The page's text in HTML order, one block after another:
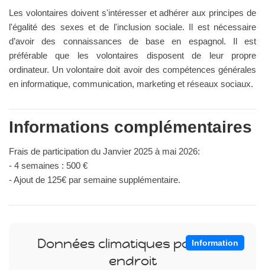
Les volontaires doivent s'intéresser et adhérer aux principes de
l'égalité des sexes et de l'inclusion sociale. Il est nécessaire
d’avoir des connaissances de base en espagnol. Il est
préférable que les volontaires disposent de leur propre
ordinateur. Un volontaire doit avoir des compétences générales
en informatique, communication, marketing et réseaux sociaux.
Informations complémentaires
Frais de participation du Janvier 2025 à mai 2026:
- 4 semaines : 500 €
- Ajout de 125€ par semaine supplémentaire.
Information
Données climatiques pour cet
endroit